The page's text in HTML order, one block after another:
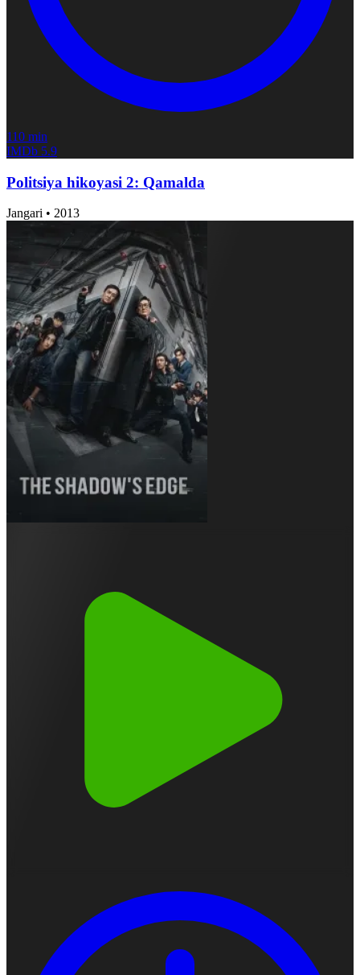
110 min
IMDb 5.9
Politsiya hikoyasi 2: Qamalda
Jangari • 2013